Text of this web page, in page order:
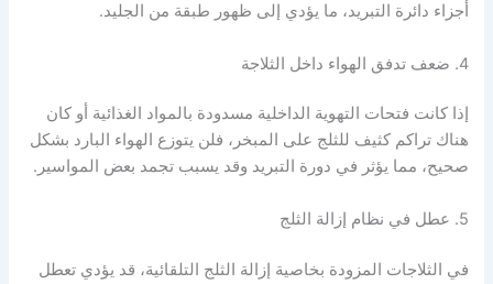
أجزاء دائرة التبريد، ما يؤدي إلى ظهور طبقة من الجليد.
4. ضعف تدفق الهواء داخل الثلاجة
إذا كانت فتحات التهوية الداخلية مسدودة بالمواد الغذائية أو كان
هناك تراكم كثيف للثلج على المبخر، فلن يتوزع الهواء البارد بشكل
صحيح، مما يؤثر في دورة التبريد وقد يسبب تجمد بعض المواسير.
5. عطل في نظام إزالة الثلج
في الثلاجات المزودة بخاصية إزالة الثلج التلقائية، قد يؤدي تعطل